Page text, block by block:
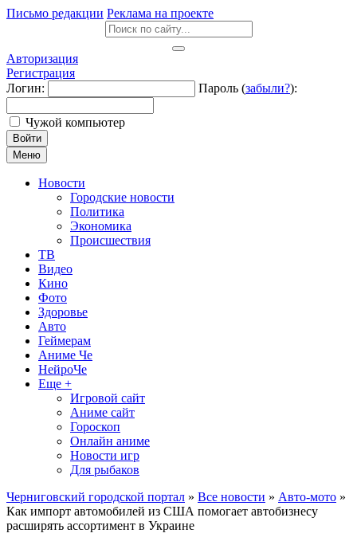
Письмо редакции Реклама на проекте
Авторизация
Регистрация
Логин:
Пароль (забыли?):
Чужой компьютер
Войти
Меню
Новости
Городские новости
Политика
Экономика
Происшествия
ТВ
Видео
Кино
Фото
Здоровье
Авто
Геймерам
Аниме Че
НейроЧе
Еще +
Игровой сайт
Аниме сайт
Гороскоп
Онлайн аниме
Новости игр
Для рыбаков
Черниговский городской портал » Все новости » Авто-мото »
Как импорт автомобилей из США помогает автобизнесу
расширять ассортимент в Украине